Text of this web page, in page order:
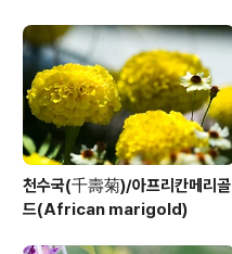
천수국(千壽菊)/아프리칸메리골
드(African marigold)